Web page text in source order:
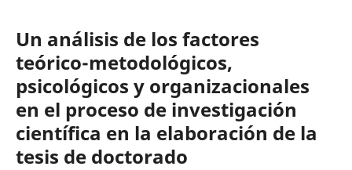
Un análisis de los factores
teórico-metodológicos,
psicológicos y organizacionales
en el proceso de investigación
científica en la elaboración de la
tesis de doctorado